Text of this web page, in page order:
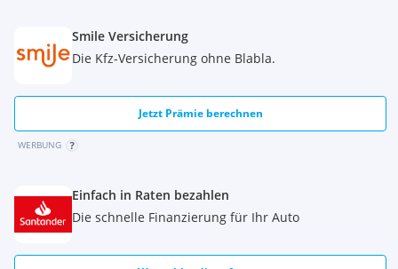
Smile Versicherung
Die Kfz-Versicherung ohne Blabla.
Jetzt Prämie berechnen
WERBUNG
Einfach in Raten bezahlen
Die schnelle Finanzierung für Ihr Auto